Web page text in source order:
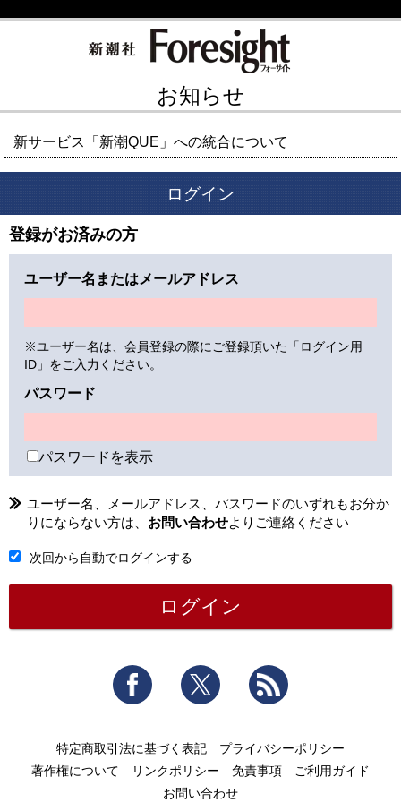
お知らせ
新サービス「新潮QUE」への統合について
ログイン
登録がお済みの方
ユーザー名またはメールアドレス
※ユーザー名は、会員登録の際にご登録頂いた「ログイン用
ID」をご入力ください。
パスワード
パスワードを表示
ユーザー名、メールアドレス、パスワードのいずれもお分か
りにならない方は、 お問い合わせよりご連絡ください
次回から自動でログインする
Facebook Twitter
特定商取引法に基づく表記
プライバシーポリシー
著作権について
リンクポリシー 免責事項
ご利用ガイド
お問い合わせ